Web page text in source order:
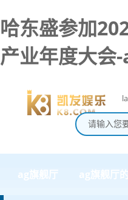
哈东盛参加
产业年度大会
ag旗舰厅 ag旗舰厅